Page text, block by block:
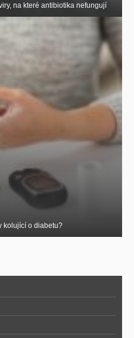
na které antibiotika nefungují
kolující o diabetu?